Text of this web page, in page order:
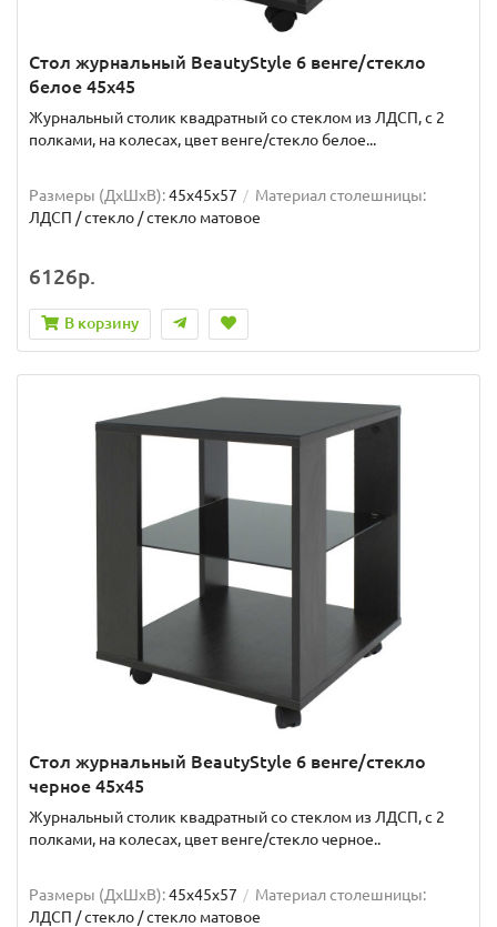
Стол журнальный BeautyStyle 6 венге/стекло
белое 45x45
Журнальный столик квадратный со стеклом из ЛДСП, с 2
полками, на колесах, цвет венге/стекло белое...
Размеры (ДхШxВ):45х45х57
Материал столешницы:
ЛДСП / стекло / стекло матовое
6126р.
В корзину
Стол журнальный BeautyStyle 6 венге/стекло
черное 45x45
Журнальный столик квадратный со стеклом из ЛДСП, с 2
полками, на колесах, цвет венге/стекло черное..
Размеры (ДхШxВ):45х45х57
Материал столешницы:
ЛДСП / стекло / стекло матовое